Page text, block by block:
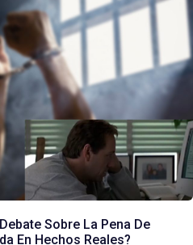
Sobre La Pena De
En Hechos Reales?